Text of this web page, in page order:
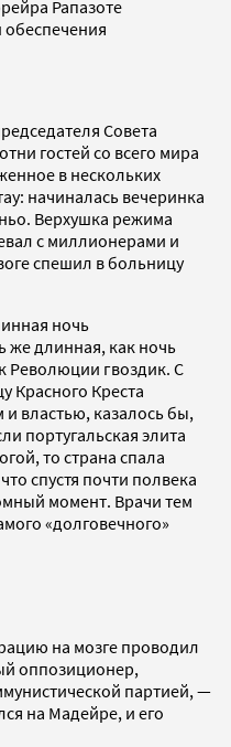
Рапазоте
Совета
гостей со всего мира
в нескольких
начиналась вечеринка
Верхушка режима
с миллионерами и
спешил в больницу
ночь
же длинная, как ночь
Революции гвоздик. С
Красного Креста
властью, казалось бы,
португальская элита
то страна спала
спустя почти полвека
момент. Врачи тем
«долговечного»
на мозге проводил
оппозиционер,
партией, —
на Мадейре, и его